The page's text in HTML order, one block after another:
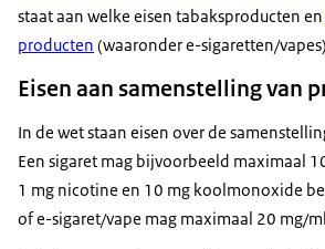
staat aan welke eisen tabaksproducten en
producten (waaronder e-sigaretten/
Eisen aan samenstelling van
In de wet staan eisen over de
Een sigaret mag bijvoorbeeld maximaal
1 mg nicotine en 10 mg koolmonoxide
of e-sigaret/vape mag maximaal 20 mg/